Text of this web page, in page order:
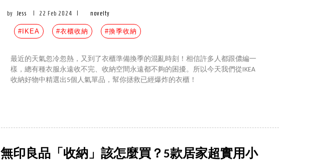
by Jess 22 Feb 2024 novelty
#IKEA #衣櫃收納 #換季收納
最近的天氣忽冷忽熱，又到了衣櫃準備換季的混亂時刻！相信許多人都跟儂編一
樣，總有種衣服永遠收不完、收納空間永遠都不夠的困擾。所以今天我們從IKEA
收納好物中精選出5個人氣單品，幫你拯救已經爆炸的衣櫃！
無印良品「收納」該怎麼買？5款居家超實用小